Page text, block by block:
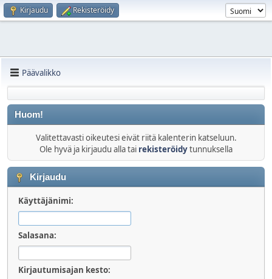
Kirjaudu Rekisteröidy
Päävalikko
Huom!
Valitettavasti oikeutesi eivät riitä kalenterin katseluun.
Ole hyvä ja kirjaudu alla tai rekisteröidytunnuksella
Kirjaudu
Käyttäjänimi:
Salasana:
Kirjautumisajan kesto: